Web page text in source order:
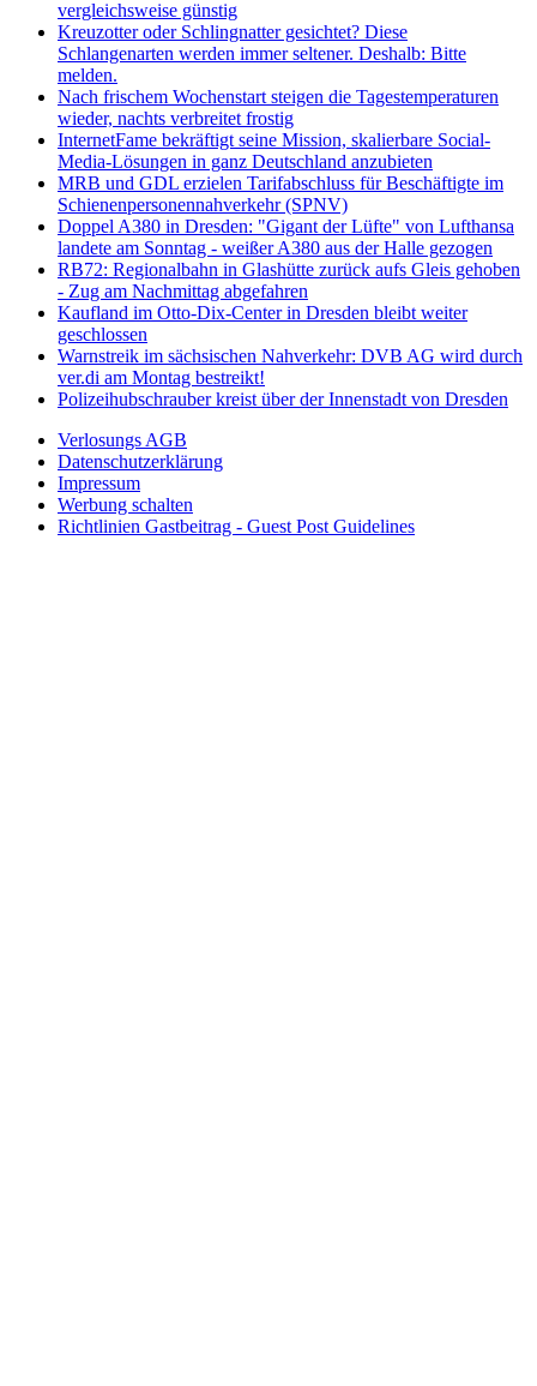
vergleichsweise günstig
Kreuzotter oder Schlingnatter gesichtet? Diese
Schlangenarten werden immer seltener. Deshalb: Bitte
melden.
Nach frischem Wochenstart steigen die Tagestemperaturen
wieder, nachts verbreitet frostig
InternetFame bekräftigt seine Mission, skalierbare Social-
Media-Lösungen in ganz Deutschland anzubieten
MRB und GDL erzielen Tarifabschluss für Beschäftigte im
Schienenpersonennahverkehr (SPNV)
Doppel A380 in Dresden: "Gigant der Lüfte" von Lufthansa
landete am Sonntag - weißer A380 aus der Halle gezogen
RB72: Regionalbahn in Glashütte zurück aufs Gleis gehoben
- Zug am Nachmittag abgefahren
Kaufland im Otto-Dix-Center in Dresden bleibt weiter
geschlossen
Warnstreik im sächsischen Nahverkehr: DVB AG wird durch
ver.di am Montag bestreikt!
Polizeihubschrauber kreist über der Innenstadt von Dresden
Verlosungs AGB
Datenschutzerklärung
Impressum
Werbung schalten
Richtlinien Gastbeitrag - Guest Post Guidelines